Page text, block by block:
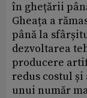
în ghețării
Gheața a
până la
dezvoltarea
producere
redus costul
unui număr